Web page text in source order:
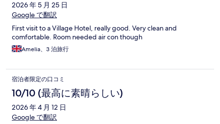
2026 年 5 月 25 日
Google で翻訳
First visit to a Village Hotel, really good. Very clean and
comfortable. Room needed air con though
Amelia、3 泊旅行
宿泊者限定の口コミ
10/10 (最高に素晴らしい)
2026 年 4 月 12 日
Google で翻訳